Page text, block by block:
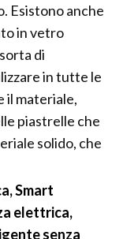
Esistono anche
in vetro
di
in tutte le
il materiale,
piastrelle che
solido, che
Smart
elettrica,
senza